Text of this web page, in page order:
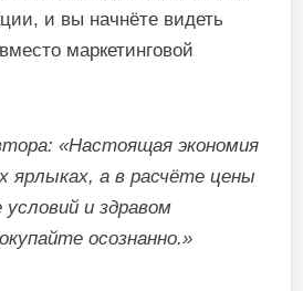
и вы начнёте видеть
маркетинговой
«Настоящая экономия
ярлыках, а в расчёте цены
и здравом
осознанно.»